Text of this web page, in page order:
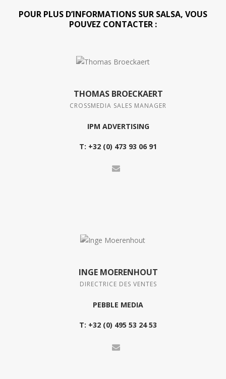
POUR PLUS D’INFORMATIONS SUR SALSA, VOUS
POUVEZ CONTACTER :
THOMAS BROECKAERT
CROSSMEDIA SALES MANAGER
IPM ADVERTISING
T: +32 (0) 473 93 06 91
INGE MOERENHOUT
DIRECTRICE DES VENTES
PEBBLE MEDIA
T: +32 (0) 495 53 24 53